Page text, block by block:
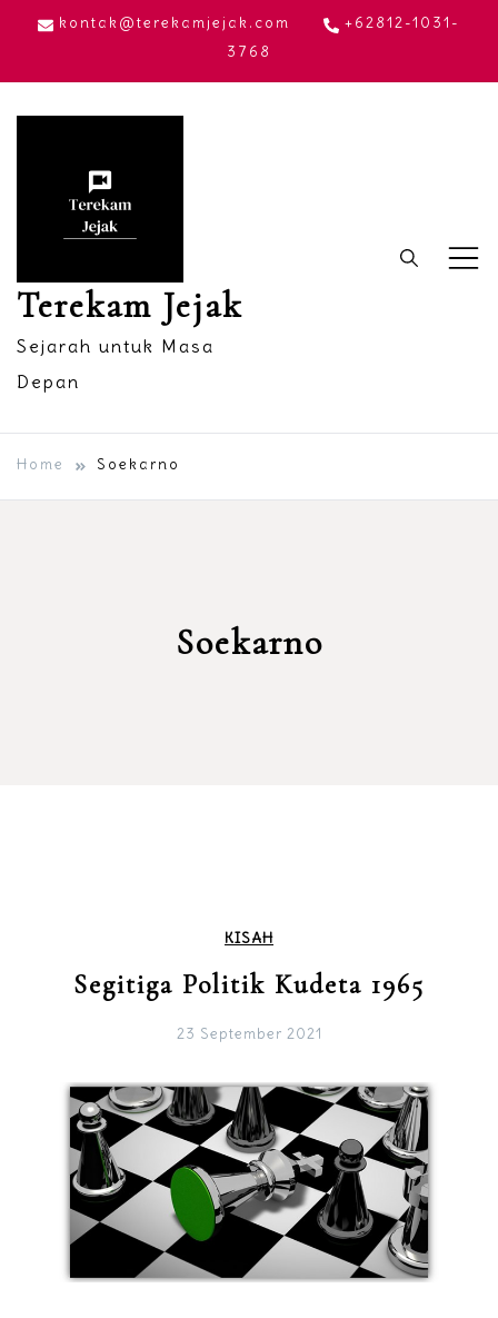
Skip
content
kontak@terekamjejak.com
+62812-1031-
3768
Terekam Jejak
Sejarah untuk Masa
Depan
Home Soekarno
Soekarno
KISAH
Segitiga Politik Kudeta 1965
23 September 2021